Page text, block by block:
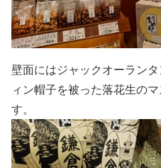
壁面にはジャックオーラン
ィン帽子を被った落花生の
す。